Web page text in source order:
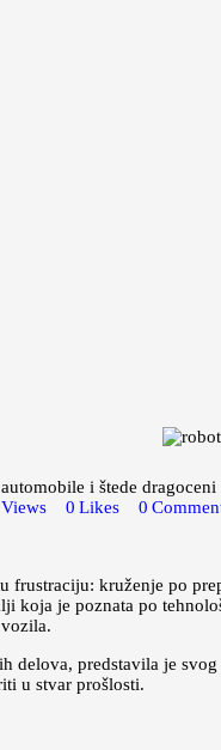
i štede dragoceni
Views 0 Likes 0
kruženje po
koja je poznata po
delova, predstavila je
u stvar prošlosti.